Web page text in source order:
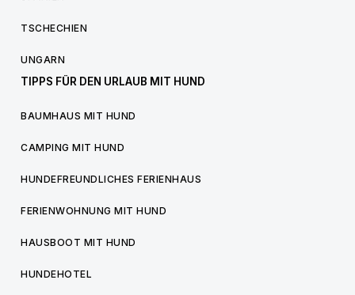
TSCHECHIEN
UNGARN
TIPPS FÜR DEN URLAUB MIT HUND
BAUMHAUS MIT HUND
CAMPING MIT HUND
HUNDEFREUNDLICHES FERIENHAUS
FERIENWOHNUNG MIT HUND
HAUSBOOT MIT HUND
HUNDEHOTEL